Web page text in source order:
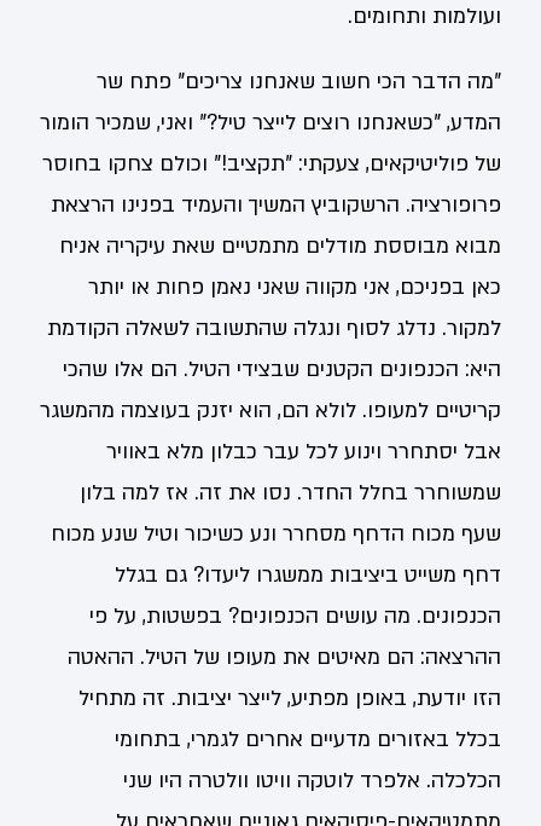
ועולמות ותחומים.
"מה הדבר הכי חשוב שאנחנו צריכים" פתח שר
המדע, "כשאנחנו רוצים לייצר טיל?" ואני, שמכיר הומור
של פוליטיקאים, צעקתי: "תקציב!" וכולם צחקו בחוסר
פרופורציה. הרשקוביץ המשיך והעמיד בפנינו הרצאת
מבוא מבוססת מודלים מתמטיים שאת עיקריה אניח
כאן בפניכם, אני מקווה שאני נאמן פחות או יותר
למקור. נדלג לסוף ונגלה שהתשובה לשאלה הקודמת
היא: הכנפונים הקטנים שבצידי הטיל. הם אלו שהכי
קריטיים למעופו. לולא הם, הוא יזנק בעוצמה מהמשגר
אבל יסתחרר וינוע לכל עבר כבלון מלא באוויר
שמשוחרר בחלל החדר. נסו את זה. אז למה בלון
שעף מכוח הדחף מסחרר ונע כשיכור וטיל שנע מכוח
דחף משייט ביציבות ממשגרו ליעדו? גם בגלל
הכנפונים. מה עושים הכנפונים? בפשטות, על פי
ההרצאה: הם מאיטים את מעופו של הטיל. ההאטה
הזו יודעת, באופן מפתיע, לייצר יציבות. זה מתחיל
בכלל באזורים מדעיים אחרים לגמרי, בתחומי
הכלכלה. אלפרד לוטקה וויטו וולטרה היו שני